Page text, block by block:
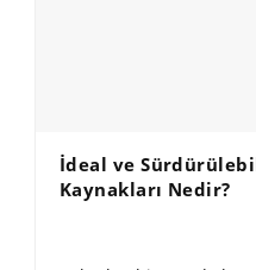
İdeal ve
Kaynakları Nedir?